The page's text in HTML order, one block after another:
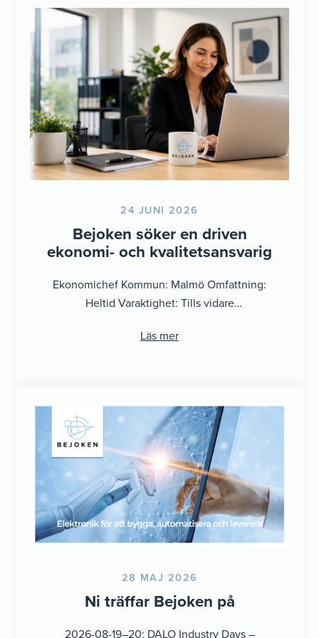
24 JUNI 2026
Bejoken söker en driven
ekonomi- och kvalitetsansvarig
Ekonomichef Kommun: Malmö Omfattning:
Heltid Varaktighet: Tills vidare
eventuell provanställning) Sista
Läs mer
28 MAJ 2026
Ni träffar Bejoken på
2026-08-19–20: DALO Industry Days –